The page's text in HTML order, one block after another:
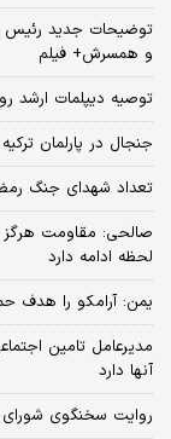
توضیحات جدید رئیس
و همسرش+ فیلم
توصیه دیپلمات ارشد
جنجال در پارلمان
تعداد شهدای جنگ
صالحی: مقاومت
لحظه ادامه دارد
یمن: آرامکو را هدف
مدیرعامل تامین
آنها دارد
روایت سخنگوی شورای